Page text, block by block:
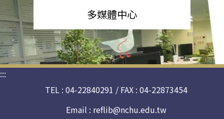
多媒體中心
:::
TEL : 04-22840291 / FAX : 04-22873454
Email : reflib@nchu.edu.tw